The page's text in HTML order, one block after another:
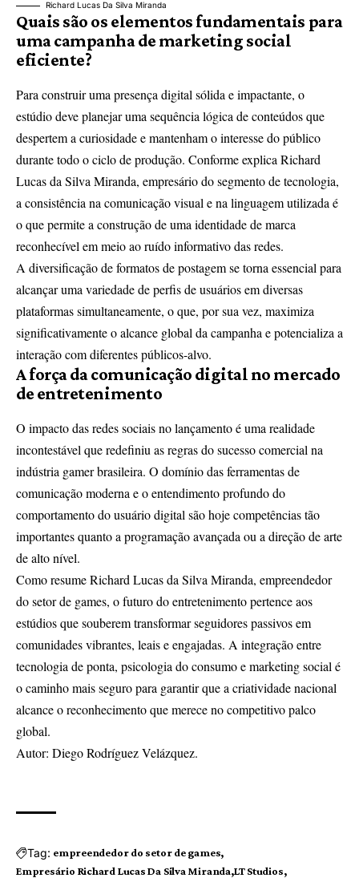
Richard Lucas Da Silva Miranda
Quais são os elementos fundamentais para
uma campanha de marketing social
eficiente?
Para construir uma presença digital sólida e impactante, o
estúdio deve planejar uma sequência lógica de conteúdos que
despertem a curiosidade e mantenham o interesse do público
durante todo o ciclo de produção. Conforme explica Richard
Lucas da Silva Miranda, empresário do segmento de tecnologia,
a consistência na comunicação visual e na linguagem utilizada é
o que permite a construção de uma identidade de marca
reconhecível em meio ao ruído informativo das redes.
A diversificação de formatos de postagem se torna essencial para
alcançar uma variedade de perfis de usuários em diversas
plataformas simultaneamente, o que, por sua vez, maximiza
significativamente o alcance global da campanha e potencializa a
interação com diferentes públicos-alvo.
A força da comunicação digital no mercado
de entretenimento
O impacto das redes sociais no lançamento é uma realidade
incontestável que redefiniu as regras do sucesso comercial na
indústria gamer brasileira. O domínio das ferramentas de
comunicação moderna e o entendimento profundo do
comportamento do usuário digital são hoje competências tão
importantes quanto a programação avançada ou a direção de arte
de alto nível.
Como resume Richard Lucas da Silva Miranda, empreendedor
do setor de games, o futuro do entretenimento pertence aos
estúdios que souberem transformar seguidores passivos em
comunidades vibrantes, leais e engajadas. A integração entre
tecnologia de ponta, psicologia do consumo e marketing social é
o caminho mais seguro para garantir que a criatividade nacional
alcance o reconhecimento que merece no competitivo palco
global.
Autor: Diego Rodríguez Velázquez.
Tag: empreendedor do setor de games
Empresário Richard Lucas Da Silva Miranda LT Studios